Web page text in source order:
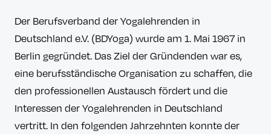
Der Berufsverband der Yogalehrenden in
Deutschland e.V. (BDYoga) wurde am 1. Mai 1967 in
Berlin gegründet. Das Ziel der Gründenden war es,
eine berufsständische Organisation zu schaffen, die
den professionellen Austausch fördert und die
Interessen der Yogalehrenden in Deutschland
vertritt. In den folgenden Jahrzehnten konnte der